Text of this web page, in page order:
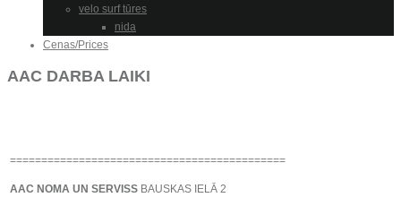
velo surf tūres
nida
Cenas/Prices
AAC DARBA LAIKI
============================================
AAC NOMA UN SERVISS BAUSKAS IELĀ 2